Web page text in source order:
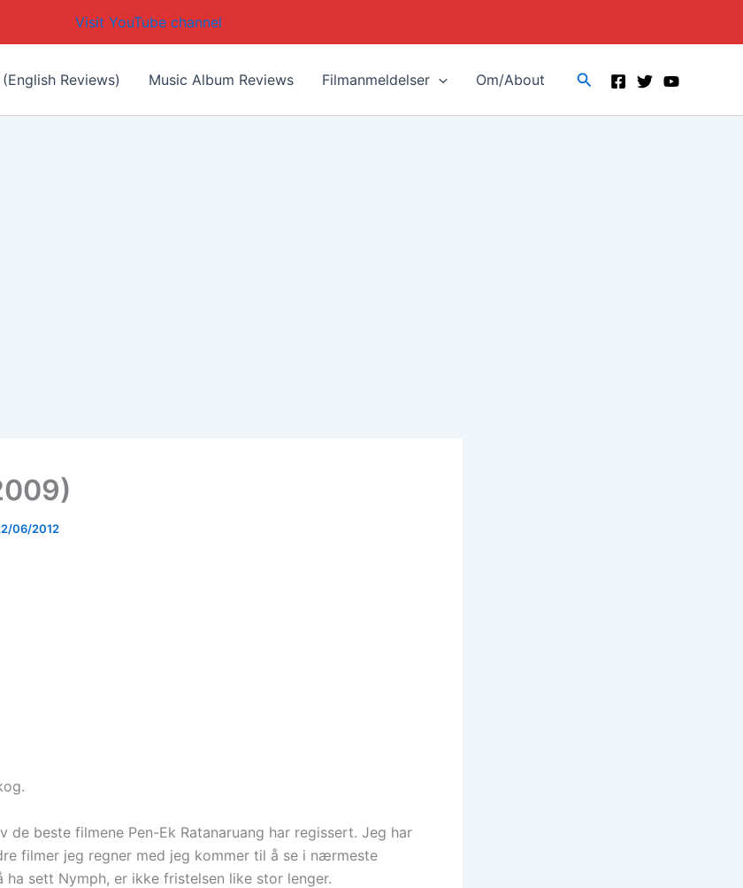
Visit YouTube channel
Reviews) Music Album Reviews Filmanmeldelser Om/About Search
06/2012
de beste filmene Pen-Ek Ratanaruang har regissert. Jeg har
filmer jeg regner med jeg kommer til å se i nærmeste
ha sett Nymph, er ikke fristelsen like stor lenger.